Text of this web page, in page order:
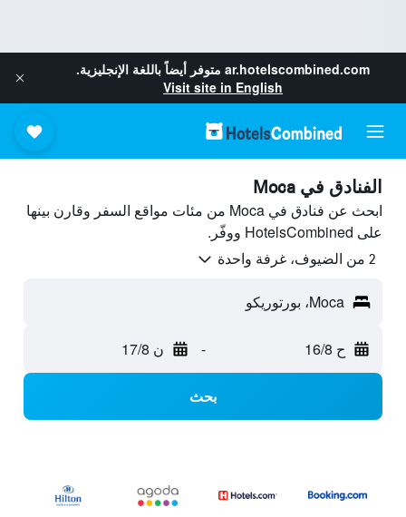
ar.hotelscombined.com متوفر أيضاً باللغة الإنجليزية.
Visit site in English
الفنادق في Moca
ابحث عن فنادق في Moca من مئات مواقع السفر وقارن بينها
على HotelsCombined ووفّر.
2 من الضيوف، غرفة واحدة
Moca، بورتوريكو
ح 16/8 - ن 17/8
بحث